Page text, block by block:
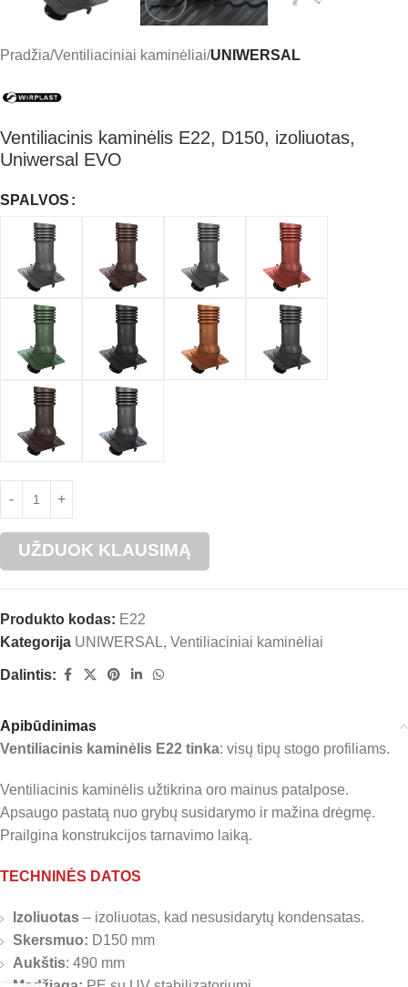
Pradžia Ventiliaciniai kaminėliai UNIWERSAL
Ventiliacinis kaminėlis E22, D150, izoliuotas,
Uniwersal EVO
SPALVOS
UŽDUOK KLAUSIMĄ
Produkto kodas: E22
Kategorija UNIWERSAL, Ventiliaciniai kaminėliai
Dalintis:
Apibūdinimas
Ventiliacinis kaminėlis E22 tinka: visų tipų stogo profiliams.
Ventiliacinis kaminėlis užtikrina oro mainus patalpose.
Apsaugo pastatą nuo grybų susidarymo ir mažina drėgmę.
Prailgina konstrukcijos tarnavimo laiką.
TECHNINĖS DATOS
Izoliuotas – izoliuotas, kad nesusidarytų kondensatas.
Skersmuo: D150 mm
Aukštis: 490 mm